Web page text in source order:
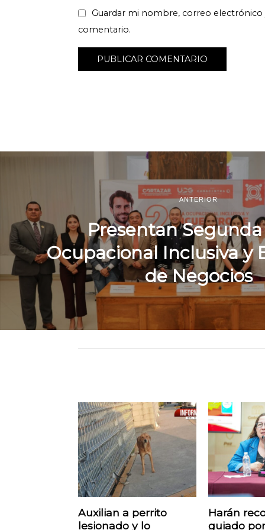
Guardar mi nombre, correo
comentario.
ANTERIOR
Presentan
Ocupacional Inclusiva y
de Negocios
Auxilian a perrito
lesionado y lo
Harán
guiado